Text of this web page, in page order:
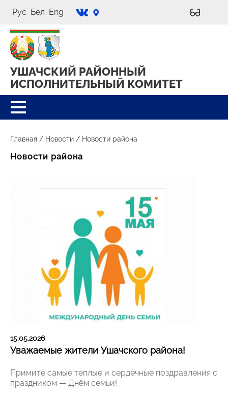
Рус Бел Eng
УШАЧСКИЙ РАЙОННЫЙ
ИСПОЛНИТЕЛЬНЫЙ КОМИТЕТ
Главная / Новости / Новости района
Новости района
15.05.2026
Уважаемые жители Ушачского района!
Примите самые теплые и сердечные поздравления с
праздником — Днём семьи!